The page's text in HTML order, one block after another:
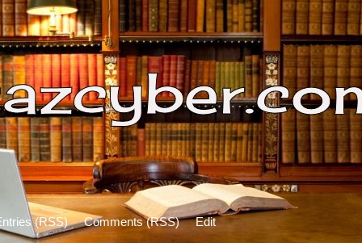
(RSS) Comments (RSS) Edit